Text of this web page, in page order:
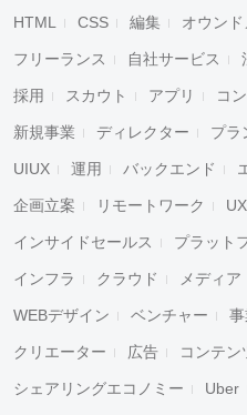
HTML CSS 編集 オウン
フリーランス 自社サービス
採用 スカウト アプリ コ
新規事業 ディレクター プラ
UIUX 運用 バックエンド
企画立案 リモートワーク
インサイドセールス プラット
インフラ クラウド メディア
WEBデザイン ベンチャー
クリエーター 広告 コンテン
シェアリングエコノミー Uber